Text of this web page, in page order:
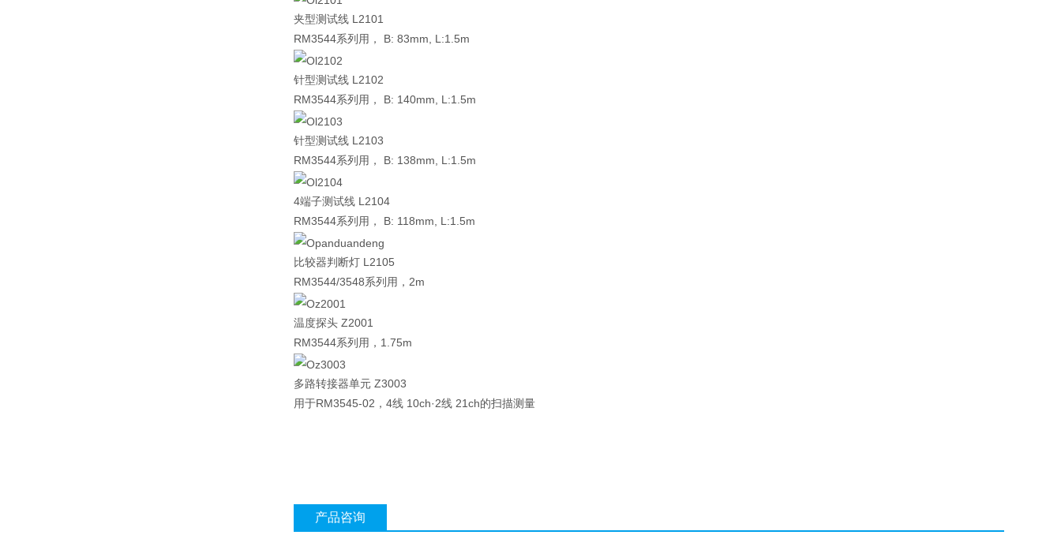
夹型测试线 L2101
RM3544系列用， B: 83mm, L:1.5m
针型测试线 L2102
RM3544系列用， B: 140mm, L:1.5m
针型测试线 L2103
RM3544系列用， B: 138mm, L:1.5m
4端子测试线 L2104
RM3544系列用， B: 118mm, L:1.5m
比较器判断灯 L2105
RM3544/3548系列用，2m
温度探头 Z2001
RM3544系列用，1.75m
多路转接器单元 Z3003
用于RM3545-02，4线 10ch·2线 21ch的扫描测量
产品咨询